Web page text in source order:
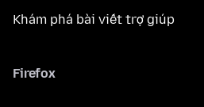
Khám phá bài viết trợ giúp
Firefox